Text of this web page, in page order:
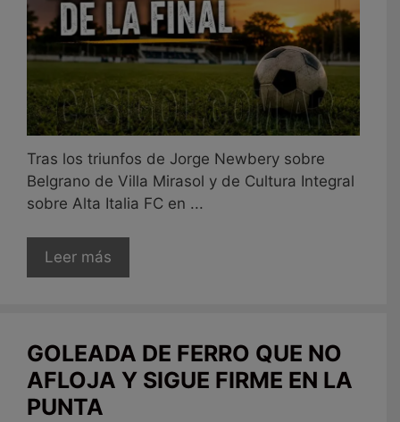
Tras los triunfos de Jorge Newbery sobre
Belgrano de Villa Mirasol y de Cultura Integral
sobre Alta Italia FC en ...
Leer más
GOLEADA DE FERRO QUE NO
AFLOJA Y SIGUE FIRME EN LA
PUNTA